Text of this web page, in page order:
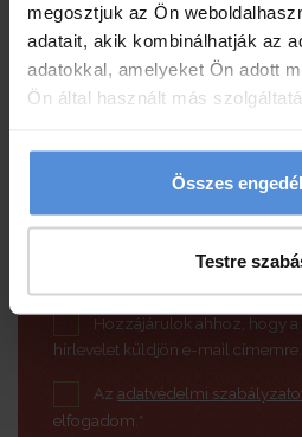
megosztjuk az Ön
adatait, akik kombinálhatják az
adatokkal, amelyeket Ön adott
Ön által használt más
Összes
Testre
Ne maradjon
legfrissebb híreinkről,
ajánlatainkról!
Hozzájárulok ahhoz, hogy
hírlevelet küldjön e-mail
Az adatvédelmi
elfogadom.*